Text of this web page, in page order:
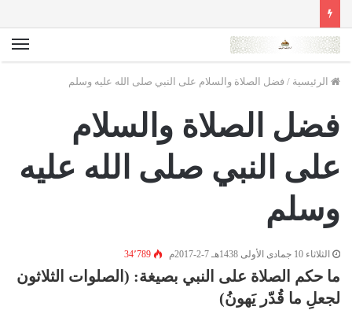
الرئيسية / فضل الصلاة والسلام على النبي صلى الله عليه وسلم
فضل الصلاة والسلام
على النبي صلى الله عليه
وسلم
الثلاثاء 10 جمادى الأولى 1438هـ 7-2-2017م 34٬789
ما حكم الصلاة على النبي بصيغة: (الصلوات الثلاثون
لجعلِ ما قُدّر يَهونُ)